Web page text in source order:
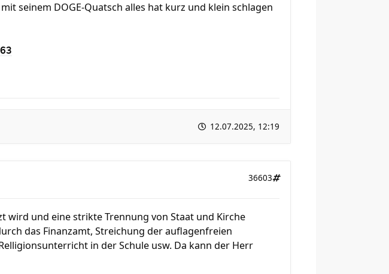
seinem DOGE-Quatsch alles hat kurz und klein schlagen
12.07.2025, 12:19
36603
wird und eine strikte Trennung von Staat und Kirche
das Finanzamt, Streichung der auflagenfreien
in der Schule usw. Da kann der Herr